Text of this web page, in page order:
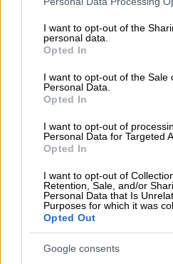
not limited to your visit or usage
grant or deny consent to Google
use your data for below
consent section.
I want to opt-out of the
personal data.
Opted In
I want to opt-out of the Sale
Personal Data.
Opted In
I want to opt-out of
Personal Data for Targeted
Opted In
I want to opt-out of
Retention, Sale, and/or
Personal Data that Is
Purposes for which it was
Opted Out
Google consents
Lifestyle|16.10.2021 16:36
Νίκος Μπάρκουλης:
τραγουδίστρια ο
δήλωση για τη